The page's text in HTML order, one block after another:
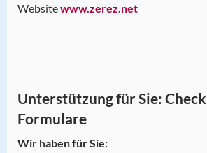
Websitewww.zerez.net
Unterstützung für Sie:
Formulare
Wir haben für Sie: